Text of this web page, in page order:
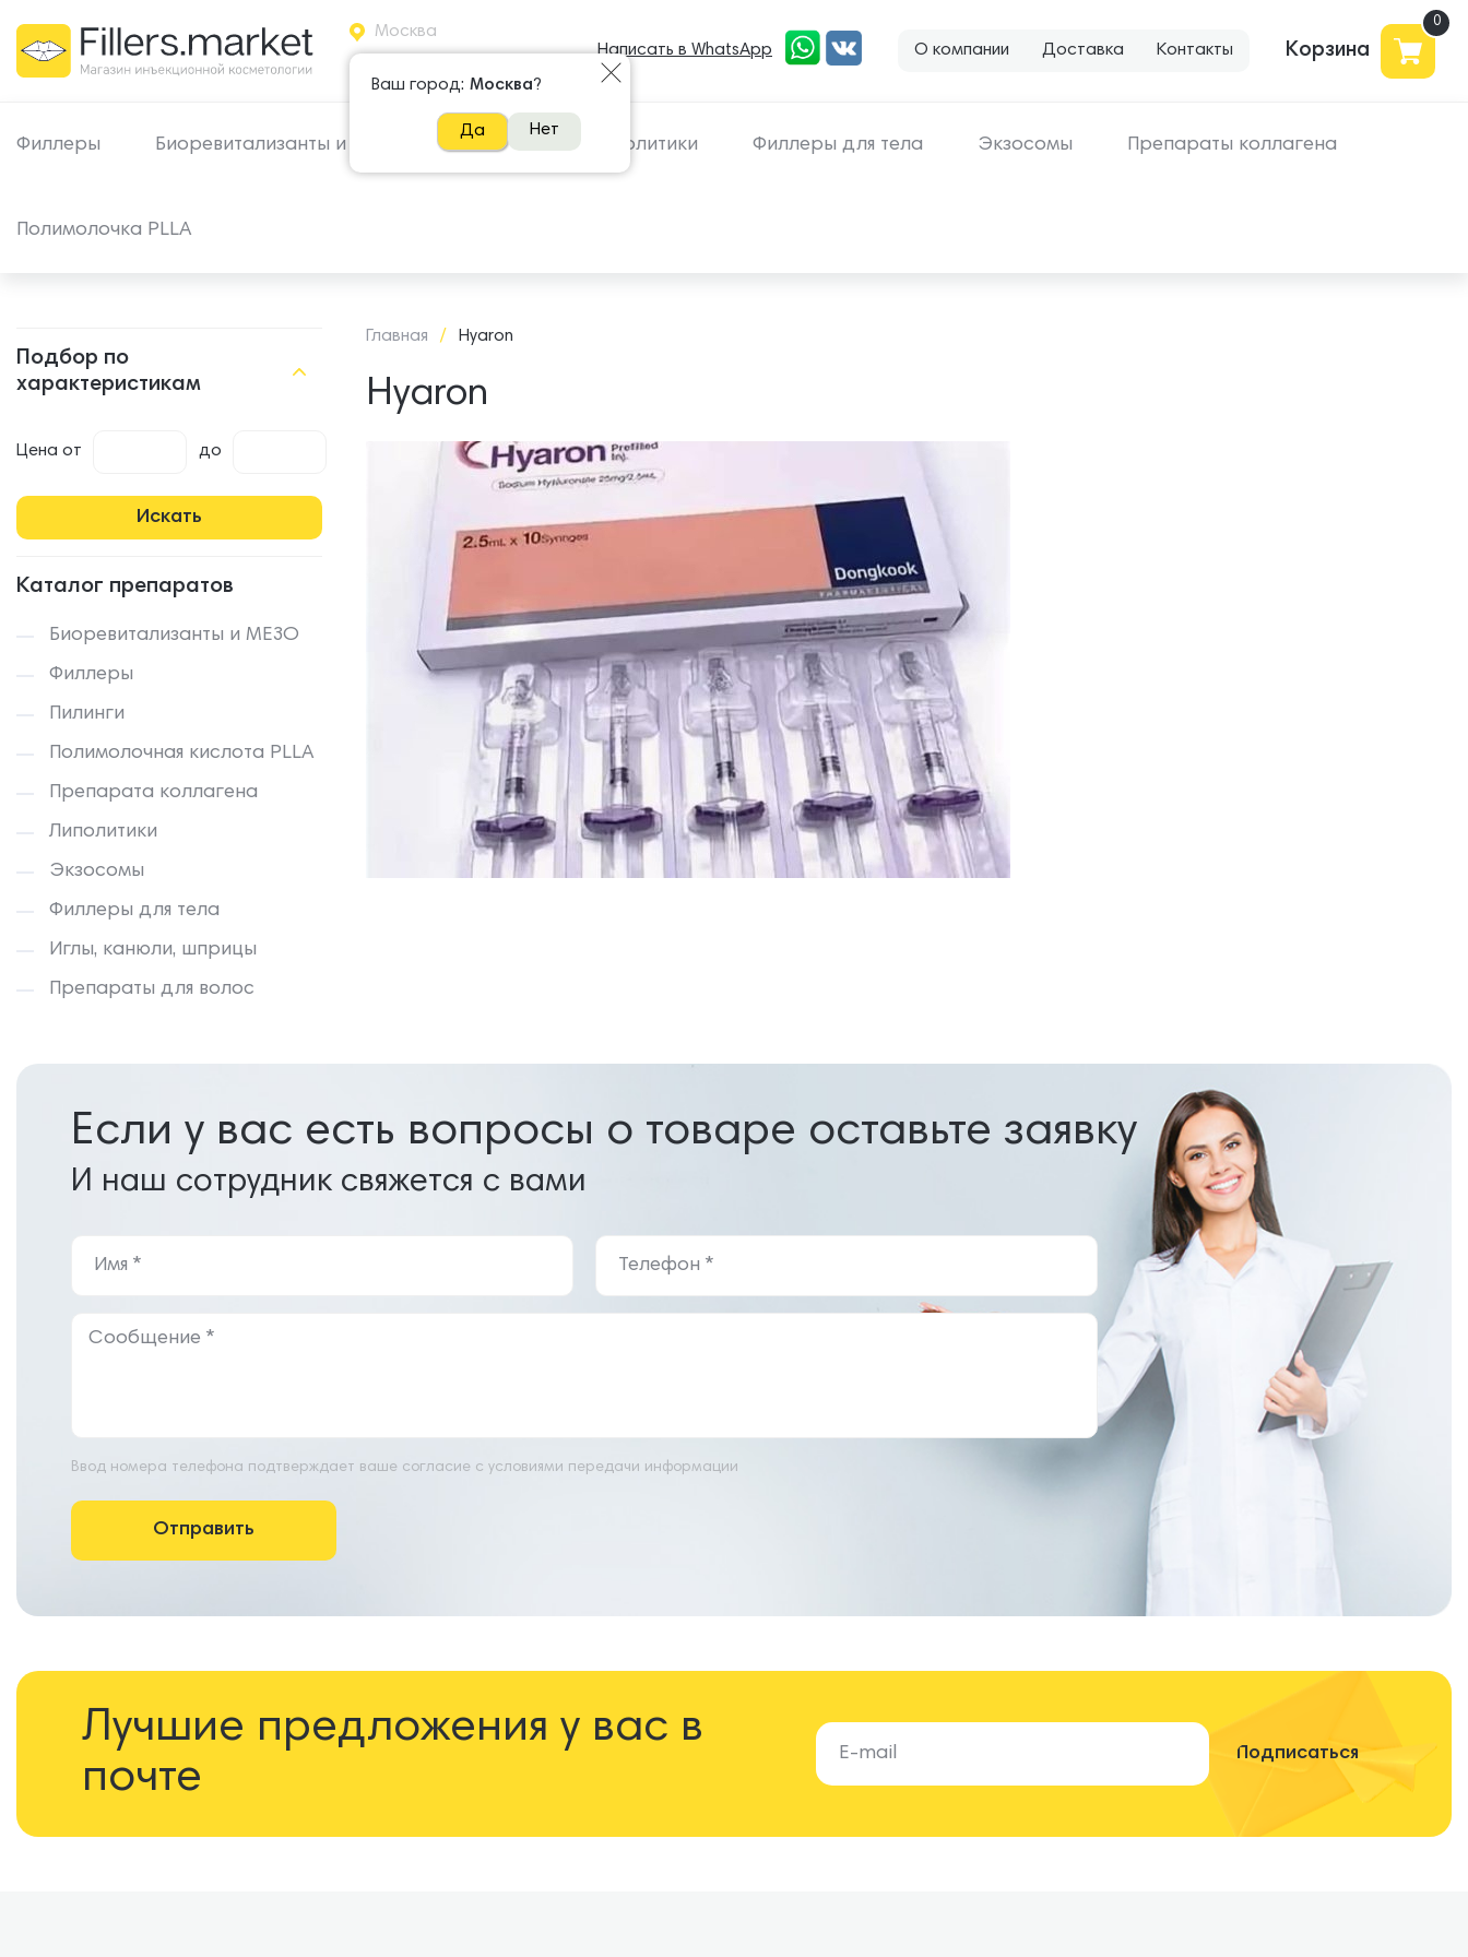
Москва
Ваш город: Москва?
Да Нет
+7 965 500 81 81
Написать в WhatsApp О компании Доставка Контакты Корзина
Филлеры Биоревитализанты и МЕЗО Пилинги Липолитики Филлеры для тела Экзосомы Препараты коллагена
Полимолочка PLLA
Подбор по
характеристикам
Цена от до
Каталог препаратов
Биоревитализанты и МЕЗО
Филлеры
Пилинги
Полимолочная кислота PLLA
Препарата коллагена
Липолитики
Экзосомы
Филлеры для тела
Иглы, канюли, шприцы
Препараты для волос
Главная / Hyaron
Hyaron
Если у вас есть вопросы о товаре оставьте заявку
И наш сотрудник свяжется с вами
Ввод номера телефона подтверждает ваше согласие с условиями передачи информации
Лучшие предложения у вас в
почте